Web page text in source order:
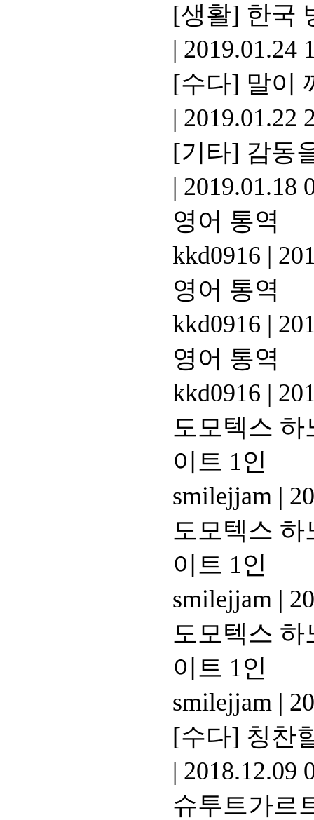
[생활] 한국
| 2019.01.24
[수다] 말이
| 2019.01.22
[기타] 감동
| 2019.01.18
영어 통역
kkd0916 |
영어 통역
kkd0916 |
영어 통역
kkd0916 |
도모텍스 하
이트 1인
smilejjam |
도모텍스 하
이트 1인
smilejjam |
도모텍스 하
이트 1인
smilejjam |
[수다] 칭찬
| 2018.12.09
슈투트가르